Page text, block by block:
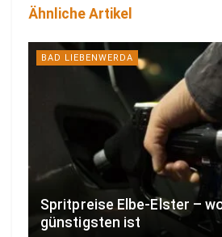
Ähnliche Artikel
BAD LIEBENWERDA
Spritpreise Elbe-Elster –
günstigsten ist